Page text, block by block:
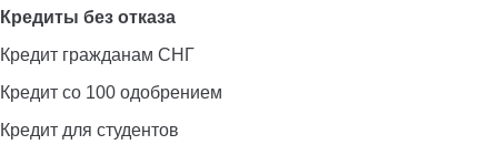
Кредиты без отказа
Кредит гражданам СНГ
Кредит со 100 одобрением
Кредит для студентов